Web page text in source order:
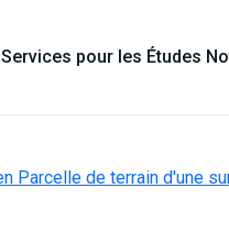
Services pour les Études